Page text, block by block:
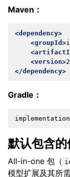
Maven：
<dependency>
<groupId>
<version>
</dependency>
Gradle：
默认包含的
All-in-one 包（
模型扩展及其所